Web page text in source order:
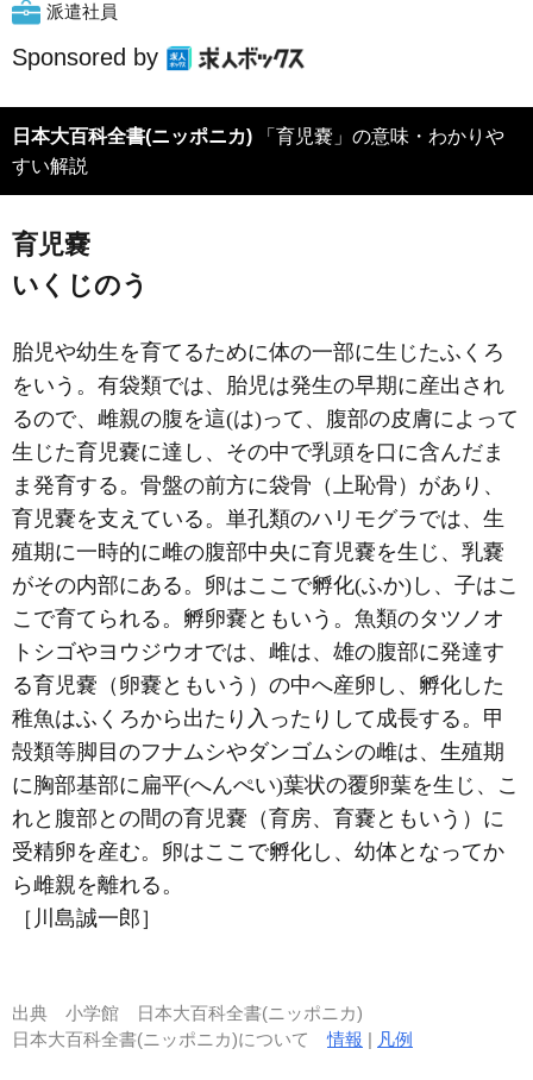
派遣社員
Sponsored by
日本大百科全書(ニッポニカ)
すい解説
育児嚢
いくじのう
胎児や幼生を育てるために体の一部に生じたふくろ
をいう。有袋類では、胎児は発生の早期に産出され
るので、雌親の腹を這(は)って、腹部の皮膚によって
生じた育児嚢に達し、その中で乳頭を口に含んだま
ま発育する。骨盤の前方に袋骨（上恥骨）があり、
育児嚢を支えている。単孔類のハリモグラでは、生
殖期に一時的に雌の腹部中央に育児嚢を生じ、乳嚢
がその内部にある。卵はここで孵化(ふか)し、子はこ
こで育てられる。孵卵嚢ともいう。魚類のタツノオ
トシゴやヨウジウオでは、雌は、雄の腹部に発達す
る育児嚢（卵嚢ともいう）の中へ産卵し、孵化した
稚魚はふくろから出たり入ったりして成長する。甲
殻類等脚目のフナムシやダンゴムシの雌は、生殖期
に胸部基部に扁平(へんぺい)葉状の覆卵葉を生じ、こ
れと腹部との間の育児嚢（育房、育嚢ともいう）に
受精卵を産む。卵はここで孵化し、幼体となってか
ら雌親を離れる。
［川島誠一郎］
出典 小学館 日本大百科全書(ニッポニカ)
日本大百科全書(ニッポニカ)について情報 | 凡例